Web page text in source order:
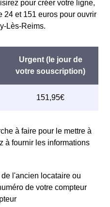
pour créer votre ligne,
24 et 151 euros pour ouvrir
Lès-Reims.
à faire pour le mettre à
à fournir les informations
l'ancien locataire ou
de votre compteur